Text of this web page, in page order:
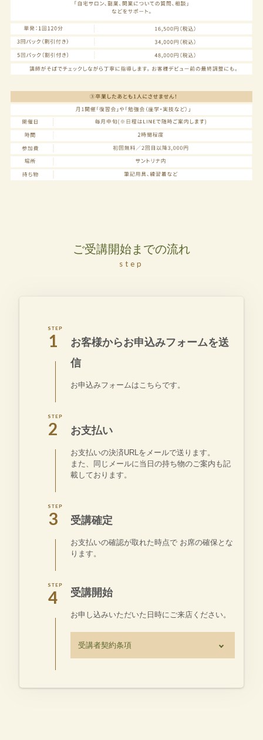
ご受講開始までの流れ
step
1
お客様からお申込みフォームを送
信
お申込みフォームはこちらです。
2 お支払い
お支払いの決済URLをメールで送ります。
また、同じメールに当日の持ち物のご案内も記
載しております。
3 受講確定
お支払いの確認が取れた時点で お席の確保とな
ります。
4 受講開始
お申し込みいただいた日時にご来店ください。
受講者契約条項